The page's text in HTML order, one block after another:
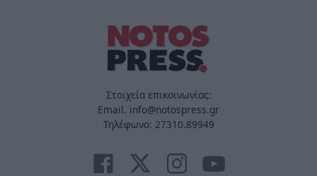
Στοιχεία επικοινωνίας:
Email. info@notospress.gr
Τηλέφωνο: 27310.89949